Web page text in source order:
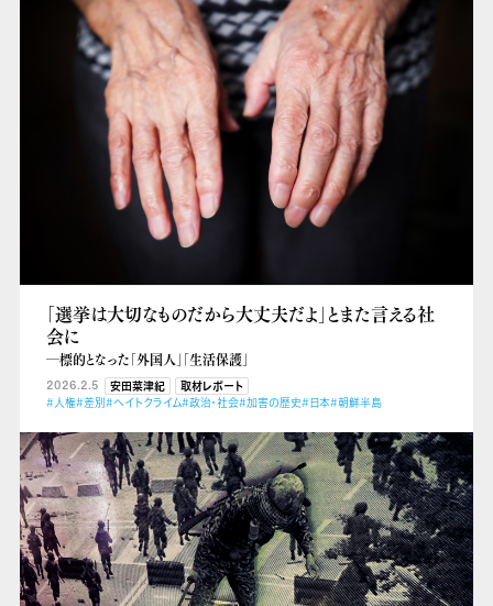
「選挙は大切なものだから大丈夫だよ」とまた言える社
会に
―標的となった「外国人」「生活保護」
2026.2.5 安田菜津紀
取材レポート
#人権#差別#ヘイトクライム#政治・社会#加害の歴史#日本#朝鮮半島